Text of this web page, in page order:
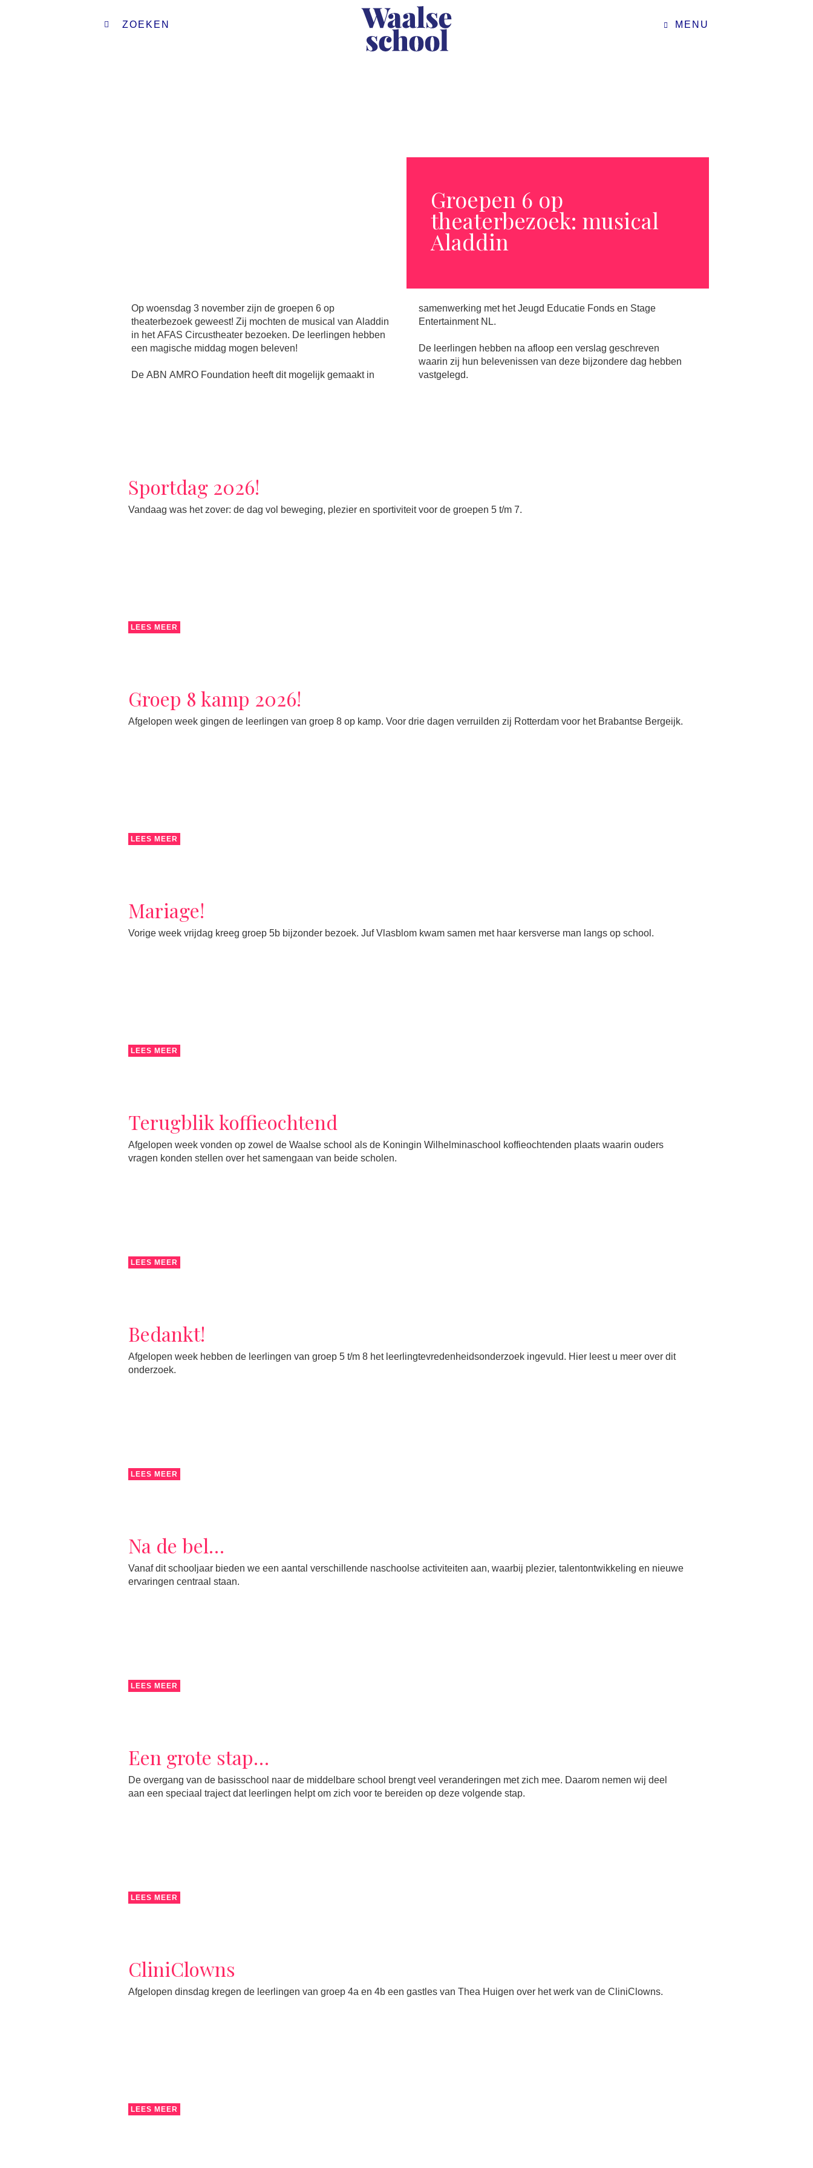
ZOEKEN MENU
Groepen 6 op
theaterbezoek: musical
Aladdin
Op woensdag 3 november zijn de groepen 6 op
theaterbezoek geweest! Zij mochten de musical van Aladdin
in het AFAS Circustheater bezoeken. De leerlingen hebben
een magische middag mogen beleven!
De ABN AMRO Foundation heeft dit mogelijk gemaakt in
samenwerking met het Jeugd Educatie Fonds en Stage
Entertainment NL.
De leerlingen hebben na afloop een verslag geschreven
waarin zij hun belevenissen van deze bijzondere dag hebben
vastgelegd.
Sportdag 2026!
Vandaag was het zover: de dag vol beweging, plezier en sportiviteit voor de groepen 5 t/m 7.
LEES MEER
Groep 8 kamp 2026!
Afgelopen week gingen de leerlingen van groep 8 op kamp. Voor drie dagen verruilden zij Rotterdam voor het Brabantse Bergeijk.
LEES MEER
Mariage!
Vorige week vrijdag kreeg groep 5b bijzonder bezoek. Juf Vlasblom kwam samen met haar kersverse man langs op school.
LEES MEER
Terugblik koffieochtend
Afgelopen week vonden op zowel de Waalse school als de Koningin Wilhelminaschool koffieochtenden plaats waarin ouders
vragen konden stellen over het samengaan van beide scholen.
LEES MEER
Bedankt!
Afgelopen week hebben de leerlingen van groep 5 t/m 8 het leerlingtevredenheidsonderzoek ingevuld. Hier leest u meer over dit
onderzoek.
LEES MEER
Na de bel…
Vanaf dit schooljaar bieden we een aantal verschillende naschoolse activiteiten aan, waarbij plezier, talentontwikkeling en nieuwe
ervaringen centraal staan.
LEES MEER
Een grote stap…
De overgang van de basisschool naar de middelbare school brengt veel veranderingen met zich mee. Daarom nemen wij deel
aan een speciaal traject dat leerlingen helpt om zich voor te bereiden op deze volgende stap.
LEES MEER
CliniClowns
Afgelopen dinsdag kregen de leerlingen van groep 4a en 4b een gastles van Thea Huigen over het werk van de CliniClowns.
LEES MEER